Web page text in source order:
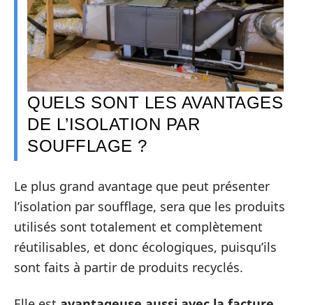
QUELS SONT LES AVANTAGES
DE L’ISOLATION PAR
SOUFFLAGE ?
Le plus grand avantage que peut présenter
l’isolation par soufflage, sera que les produits
utilisés sont totalement et complètement
réutilisables, et donc écologiques, puisqu’ils
sont faits à partir de produits recyclés.